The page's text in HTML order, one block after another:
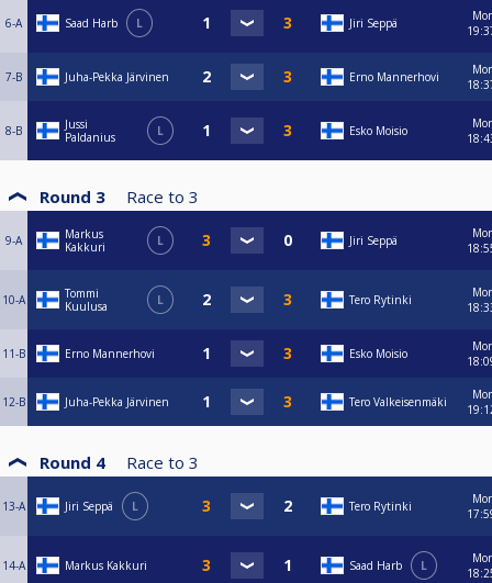
6-A Saad Harb L Jiri Seppä
7-B Juha-Pekka Järvinen Erno Mannerhovi
8-B
Jussi
Paldanius
L Esko Moisio
Round 3 Race to 3
9-A
Markus
Kakkuri
L Jiri Seppä
10-A
Tommi
Kuulusa
L Tero Rytinki
11-B Erno Mannerhovi Esko Moisio
12-B Juha-Pekka Järvinen Tero Valkeisenmäki
Round 4 Race to 3
13-A Jiri Seppä L Tero Rytinki
14-A Markus Kakkuri Saad Harb L